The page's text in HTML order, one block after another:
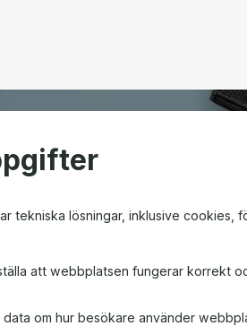
tekniska lösningar, inklusive cookies,
att webbplatsen fungerar korrekt
data om hur besökare använder
att välja
det är till
en